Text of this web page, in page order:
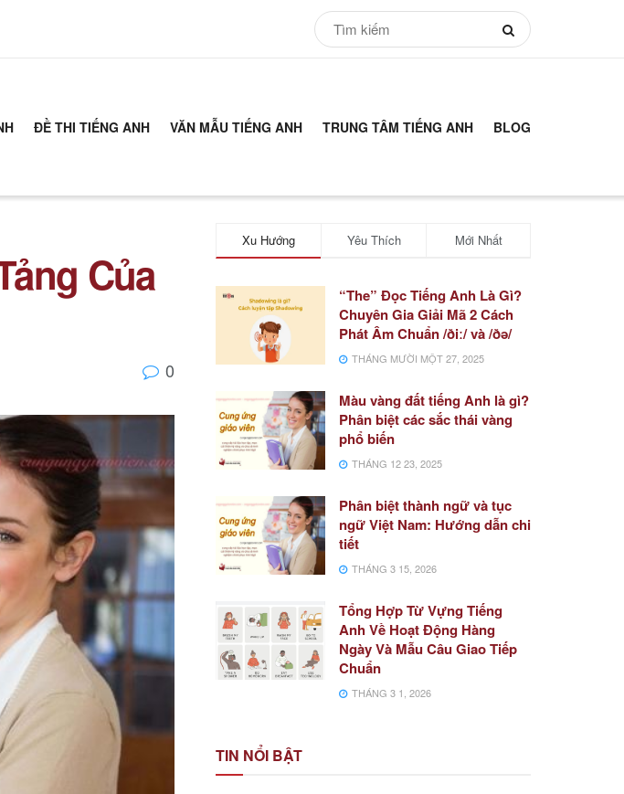
ĐỀ THI TIẾNG ANH VĂN MẪU TIẾNG ANH TRUNG TÂM TIẾNG ANH BLOG
Của
0
Xu Hướng Yêu Thích Mới Nhất
“The” Đọc Tiếng Anh Là Gì?
Chuyên Gia Giải Mã 2 Cách
Phát Âm Chuẩn /ðiː/ và /ðə/
THÁNG MƯỜI MỘT 27, 2025
Màu vàng đất tiếng Anh là gì?
Phân biệt các sắc thái vàng
phổ biến
THÁNG 12 23, 2025
Phân biệt thành ngữ và tục
ngữ Việt Nam: Hướng dẫn chi
tiết
THÁNG 3 15, 2026
Tổng Hợp Từ Vựng Tiếng
Anh Về Hoạt Động Hàng
Ngày Và Mẫu Câu Giao Tiếp
Chuẩn
THÁNG 3 1, 2026
TIN NỔI BẬT